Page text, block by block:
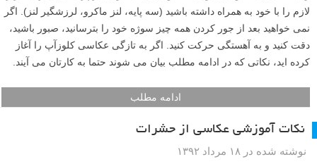
هنگام عکاسی از پرندگان باید اصولی را رعایت کرد تا بتوان عکس هایی زیبا،